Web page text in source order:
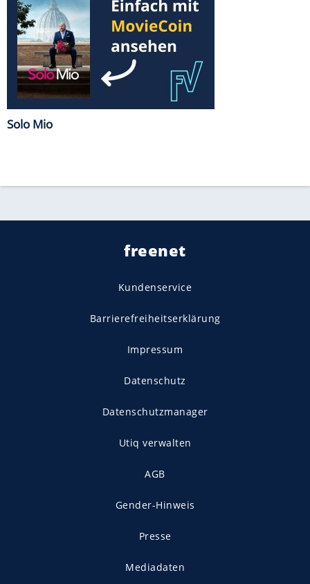
Solo Mio
freenet
Kundenservice
Barrierefreiheitserklärung
Impressum
Datenschutz
Datenschutzmanager
Utiq verwalten
AGB
Gender-Hinweis
Presse
Mediadaten